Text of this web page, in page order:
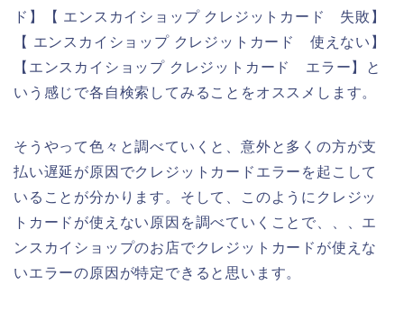
ド】【 エンスカイショップ クレジットカード 失敗】
【 エンスカイショップ クレジットカード 使えない】
【エンスカイショップ クレジットカード エラー】と
いう感じで各自検索してみることをオススメします。
そうやって色々と調べていくと、意外と多くの方が支
払い遅延が原因でクレジットカードエラーを起こして
いることが分かります。そして、このようにクレジッ
トカードが使えない原因を調べていくことで、、、エ
ンスカイショップのお店でクレジットカードが使えな
いエラーの原因が特定できると思います。